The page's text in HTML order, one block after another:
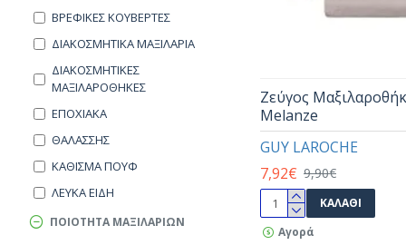
ΒΡΕΦΙΚΕΣ ΚΟΥΒΕΡΤΕΣ
ΔΙΑΚΟΣΜΗΤΙΚΑ ΜΑΞΙΛΑΡΙΑ
ΔΙΑΚΟΣΜΗΤΙΚΕΣ
ΜΑΞΙΛΑΡΟΘΗΚΕΣ
ΕΠΟΧΙΑΚΑ
ΘΑΛΑΣΣΗΣ
ΚΑΘΙΣΜΑ ΠΟΥΦ
ΛΕΥΚΑ ΕΙΔΗ
ΠΑΤΑΚΙΑ ΜΠΑΝΙΟΥ
ΠΟΙΟΤΗΤΑ ΜΑΞΙΛΑΡΙΩΝ
GUY LAROCHE
Ζεύγος
Melanze
7,92€ 9,90€
ΚΑΛΆΘΙ
Αγορά